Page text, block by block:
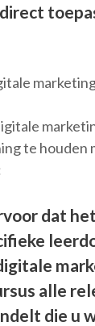
te houden
dat
alle
die u